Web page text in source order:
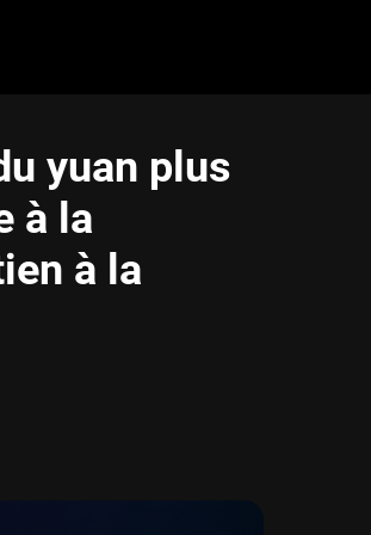
yuan plus
à la
à la